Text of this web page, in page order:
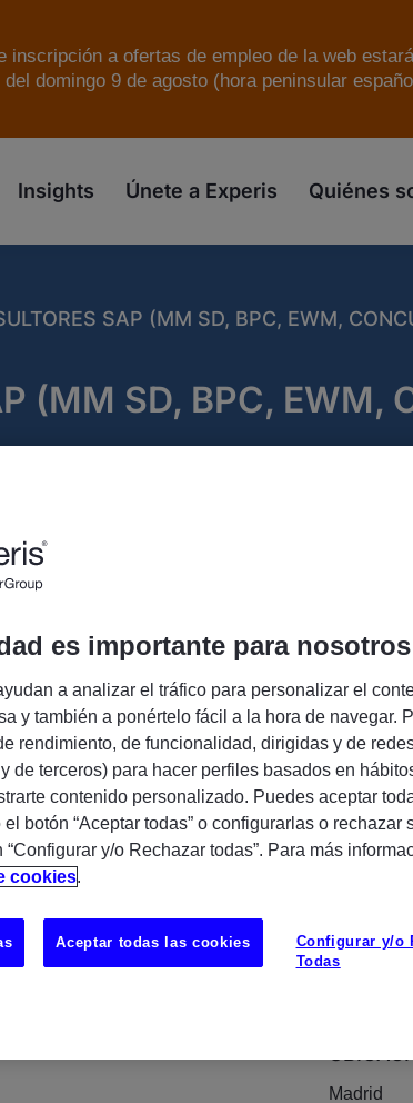
a ofertas de empleo de la web
domingo 9 de agosto (hora peninsular
Insights Únete a Experis Quiénes
SAP (MM SD, BPC, EWM,
(MM SD, BPC, EWM,
SAP para incorporación directa
de gran relevancia a
Madrid
es importante para
a analizar el tráfico para personalizar el
y también a ponértelo fácil a la hora de navegar.
rendimiento, de funcionalidad, dirigidas y de
de terceros) para hacer perfiles basados en
contenido personalizado. Puedes aceptar
botón “Aceptar todas” o configurarlas o rechazar
y/o Rechazar todas”. Para más
cookies.
Configurar y/o
Todas
Aceptar todas las cookies